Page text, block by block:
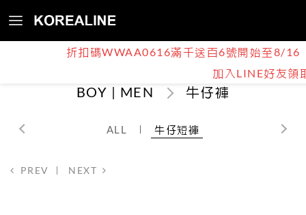
折扣碼WWAA0616滿千送百6號開始至8/16
加入LINE好友領
BOY | MEN 牛仔褲
ALL 牛仔短褲
PREV NEXT